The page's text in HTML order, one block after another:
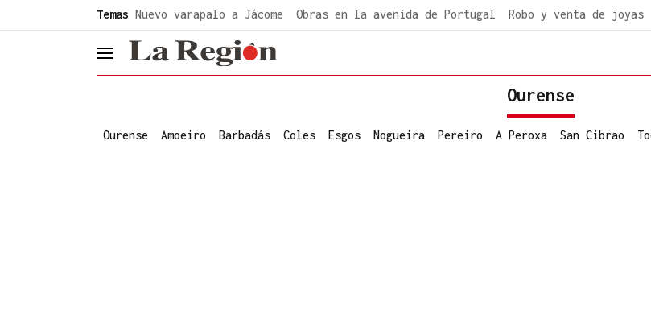
Temas Nuevo varapalo a Jácome Obras en la avenida de Portugal Robo y venta de joyas
header.menu.open
Ourense
Ourense Amoeiro Barbadás Coles Esgos Nogueira Pereiro A Peroxa San Cibrao